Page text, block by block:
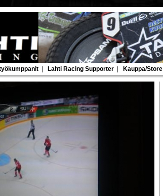
Lahti Racing Supporter Kauppa/Store